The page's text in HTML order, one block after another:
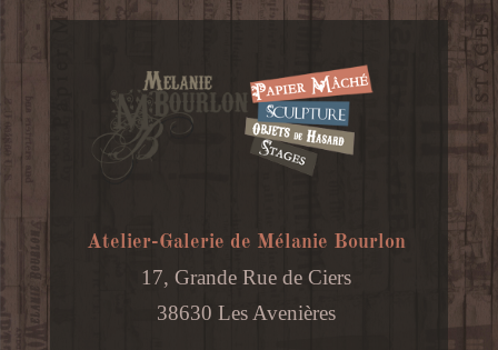
Atelier-Galerie de Mélanie Bourlon
17, Grande Rue de Ciers
38630 Les Avenières